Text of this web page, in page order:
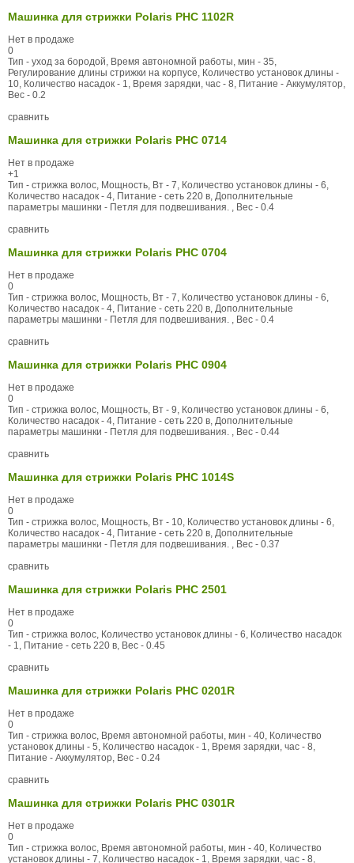
Машинка для стрижки Polaris PHC 1102R
Нет в продаже
0
Тип - уход за бородой, Время автономной работы, мин - 35,
Регулирование длины стрижки на корпусе, Количество установок длины -
10, Количество насадок - 1, Время зарядки, час - 8, Питание - Аккумулятор,
Вес - 0.2
сравнить
Машинка для стрижки Polaris PHC 0714
Нет в продаже
+1
Тип - стрижка волос, Мощность, Вт - 7, Количество установок длины - 6,
Количество насадок - 4, Питание - сеть 220 в, Дополнительные
параметры машинки - Петля для подвешивания. , Вес - 0.4
сравнить
Машинка для стрижки Polaris PHC 0704
Нет в продаже
0
Тип - стрижка волос, Мощность, Вт - 7, Количество установок длины - 6,
Количество насадок - 4, Питание - сеть 220 в, Дополнительные
параметры машинки - Петля для подвешивания. , Вес - 0.4
сравнить
Машинка для стрижки Polaris PHC 0904
Нет в продаже
0
Тип - стрижка волос, Мощность, Вт - 9, Количество установок длины - 6,
Количество насадок - 4, Питание - сеть 220 в, Дополнительные
параметры машинки - Петля для подвешивания. , Вес - 0.44
сравнить
Машинка для стрижки Polaris PHC 1014S
Нет в продаже
0
Тип - стрижка волос, Мощность, Вт - 10, Количество установок длины - 6,
Количество насадок - 4, Питание - сеть 220 в, Дополнительные
параметры машинки - Петля для подвешивания. , Вес - 0.37
сравнить
Машинка для стрижки Polaris PHC 2501
Нет в продаже
0
Тип - стрижка волос, Количество установок длины - 6, Количество насадок
- 1, Питание - сеть 220 в, Вес - 0.45
сравнить
Машинка для стрижки Polaris PHC 0201R
Нет в продаже
0
Тип - стрижка волос, Время автономной работы, мин - 40, Количество
установок длины - 5, Количество насадок - 1, Время зарядки, час - 8,
Питание - Аккумулятор, Вес - 0.24
сравнить
Машинка для стрижки Polaris PHC 0301R
Нет в продаже
0
Тип - стрижка волос, Время автономной работы, мин - 40, Количество
установок длины - 7, Количество насадок - 1, Время зарядки, час - 8,